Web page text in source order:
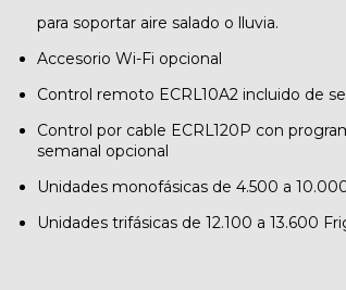
para soportar aire salado o lluvia.
Accesorio Wi-Fi opcional
Control remoto ECRL10A2 incluido de
Control por cable ECRL120P con
semanal opcional
Unidades monofásicas de 4.500 a
Unidades trifásicas de 12.100 a 13.600